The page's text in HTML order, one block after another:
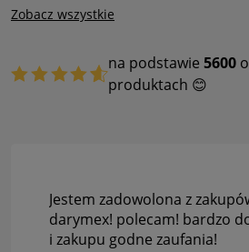
Zobacz wszystkie
na podstawie 5600
produktach 😊
Jestem zadowolona z
darymex! polecam! bardzo
i zakupu godne zaufania!